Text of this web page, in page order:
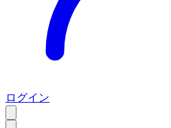
ログイン